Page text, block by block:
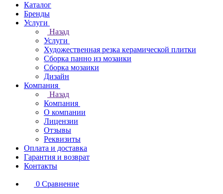
Каталог
Бренды
Услуги
Назад
Услуги
Художественная резка керамической плитки
Сборка панно из мозаики
Сборка мозаики
Дизайн
Компания
Назад
Компания
О компании
Лицензии
Отзывы
Реквизиты
Оплата и доставка
Гарантия и возврат
Контакты
0 Сравнение